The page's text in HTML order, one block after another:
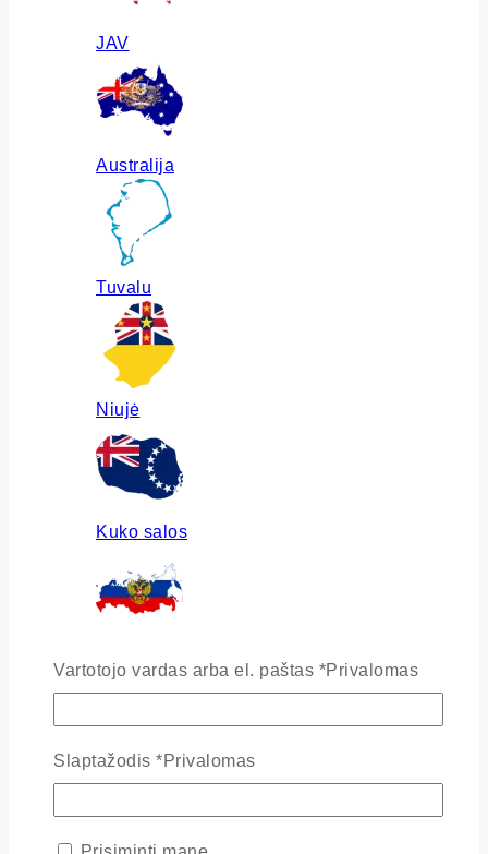
JAV
Australija
Tuvalu
Niujė
Kuko salos
Vartotojo vardas arba el. paštas *Privalomas
Slaptažodis *Privalomas